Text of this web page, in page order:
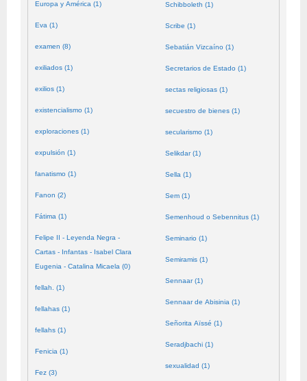
Europa y América (1)
Eva (1)
examen (8)
exiliados (1)
exilios (1)
existencialismo (1)
exploraciones (1)
expulsión (1)
fanatismo (1)
Fanon (2)
Fátima (1)
Felipe II - Leyenda Negra -
Cartas - Infantas - Isabel Clara
Eugenia - Catalina Micaela (0)
fellah. (1)
fellahas (1)
fellahs (1)
Fenicia (1)
Fez (3)
Schibboleth (1)
Scribe (1)
Sebatián Vizcaíno (1)
Secretarios de Estado (1)
sectas religiosas (1)
secuestro de bienes (1)
secularismo (1)
Selikdar (1)
Sella (1)
Sem (1)
Semenhoud o Sebennitus (1)
Seminario (1)
Semiramis (1)
Sennaar (1)
Sennaar de Abisinia (1)
Señorita Aïssé (1)
Seradjbachi (1)
sexualidad (1)